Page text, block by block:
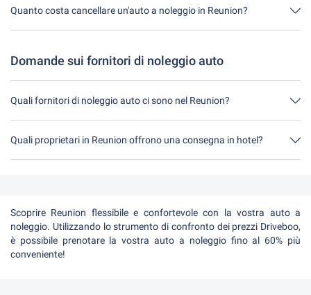
Scoprire Reunion flessibile e confortevole con la vostra auto a
noleggio. Utilizzando lo strumento di confronto dei prezzi Driveboo,
è possibile prenotare la vostra auto a noleggio fino al 60% più
conveniente!
Quanto costa cancellare un'auto a noleggio in Reunion?
Fino a 24 ore prima del noleggio, la cancellazione durante l'orario
Domande sui fornitori di noleggio auto
Quali fornitori di noleggio auto ci sono nel Reunion?
Nella Reunion c'è 10. Fornitore: per esempio Europcar, Argus Car
Quali proprietari in Reunion offrono una consegna in hotel?
Il fornitore Sunny Cars porterà l'auto a noleggio al vostro hotel.